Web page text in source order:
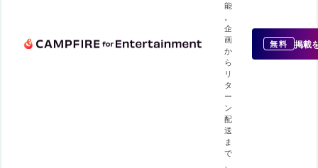
能
企
画
か
ら
リ
タ
ー
ン
配
送
ま
で
無料 掲載